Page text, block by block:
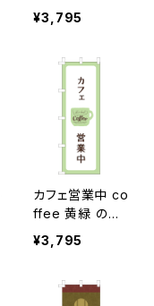
旗
¥3,795
カフェ営業中 co
ffee 黄緑 のぼ
り旗
¥3,795